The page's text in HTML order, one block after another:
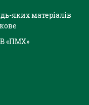
яких матеріалів
«ПМХ»